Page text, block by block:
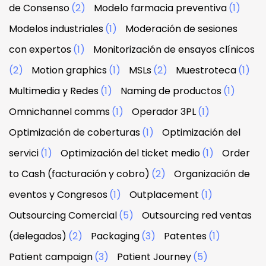
de Consenso(2) Modelo farmacia preventiva(1)
Modelos industriales(1)
Moderación de sesiones
con expertos(1)
Monitorización de ensayos clínicos
(2)
Motion graphics(1) MSLs(2) Muestroteca(1)
Multimedia y Redes(1) Naming de productos(1)
Omnichannel comms(1) Operador 3PL(1)
Optimización de coberturas(1)
Optimización del
servici(1) Optimización del ticket medio(1)
Order
to Cash (facturación y cobro) (2)
Organización de
eventos y Congresos(1) Outplacement (1)
Outsourcing Comercial(5)
Outsourcing red ventas
(delegados) (2) Packaging(3) Patentes(1)
Patient campaign(3) Patient Journey(5)